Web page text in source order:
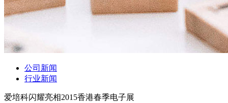
公司新闻
行业新闻
爱培科闪耀亮相2015香港春季电子展